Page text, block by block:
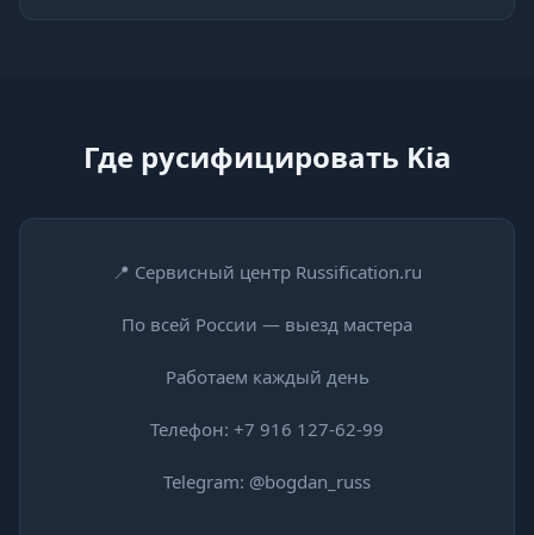
Где русифицировать Kia
📍 Сервисный центр Russification.ru
По всей России — выезд мастера
Работаем каждый день
Телефон: +7 916 127-62-99
Telegram: @bogdan_russ